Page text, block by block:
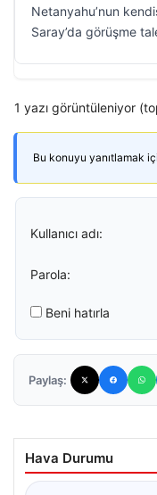
Netanyahu’nun
Saray’da görüşme
1 yazı görüntüleniyor
Bu konuyu yanıtlamak
Kullanıcı adı:
Parola:
Beni hatırla
Paylaş:
Hava Durumu